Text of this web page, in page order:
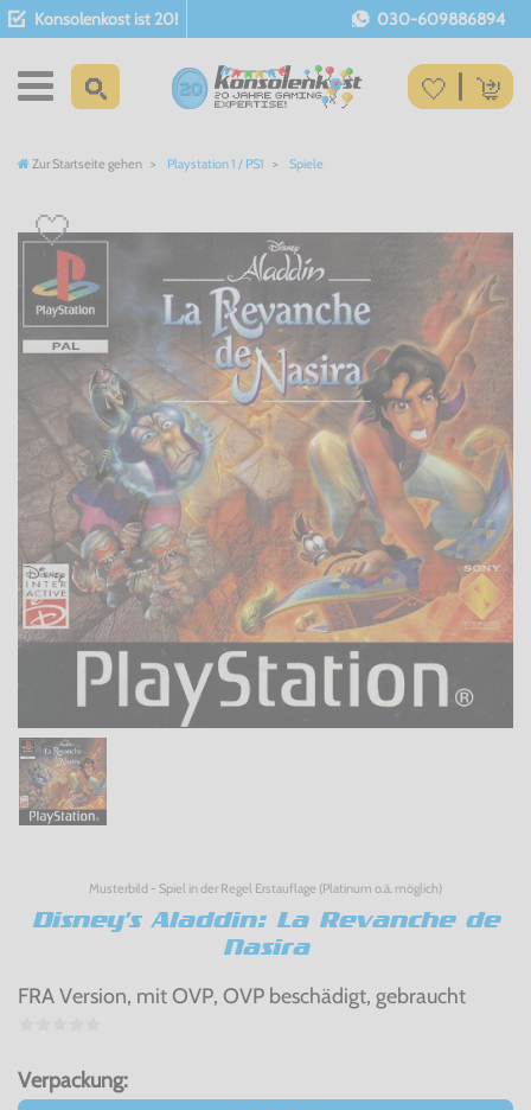
Konsolenkost ist 20! 030-609886894
Zur Startseite gehen Playstation 1 / PS1 Spiele
Musterbild - Spiel in der Regel Erstauflage (Platinum o.ä. möglich)
Disney's Aladdin: La Revanche de
Nasira
FRA Version, mit OVP, OVP beschädigt, gebraucht
Verpackung: